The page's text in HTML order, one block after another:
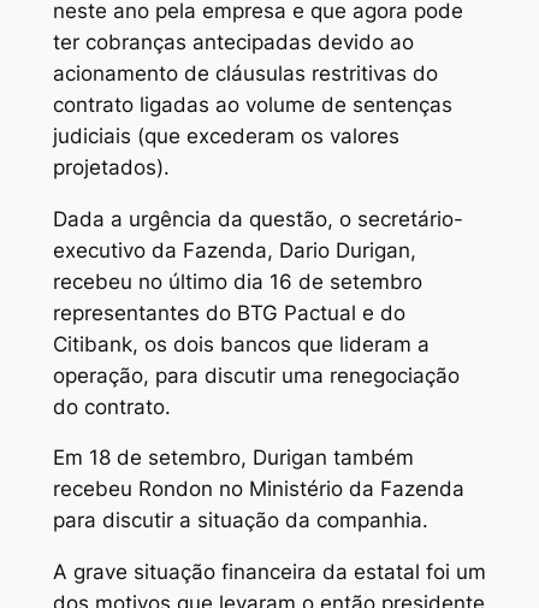
neste ano pela empresa e que agora pode
ter cobranças antecipadas devido ao
acionamento de cláusulas restritivas do
contrato ligadas ao volume de sentenças
judiciais (que excederam os valores
projetados).
Dada a urgência da questão, o secretário-
executivo da Fazenda, Dario Durigan,
recebeu no último dia 16 de setembro
representantes do BTG Pactual e do
Citibank, os dois bancos que lideram a
operação, para discutir uma renegociação
do contrato.
Em 18 de setembro, Durigan também
recebeu Rondon no Ministério da Fazenda
para discutir a situação da companhia.
A grave situação financeira da estatal foi um